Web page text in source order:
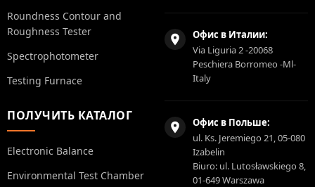
Roundness Contour and
Roughness Tester
Spectrophotometer
Testing Furnace
ПОЛУЧИТЬ КАТАЛОГ
Electronic Balance
Environmental Test Chamber
Офис в Италии:
Via Liguria 2 -20068
Peschiera Borromeo -Ml-
Italy
Офис в Польше:
ul. Ks. Jeremiego 21, 05-080
Izabelin
Biuro: ul. Lutosławskiego 8,
01-649 Warszawa